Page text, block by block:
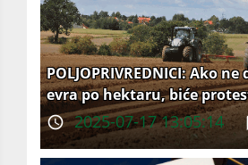
POLJOPRIVREDNICI: Ako
evra po hektaru, biće
2025-07-17 13:05:14